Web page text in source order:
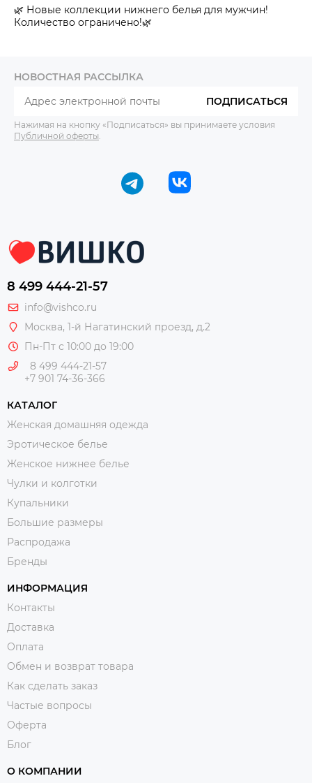
🌿 Новые коллекции нижнего белья для мужчин!
Количество ограничено!🌿
НОВОСТНАЯ РАССЫЛКА
ПОДПИСАТЬСЯ
Нажимая на кнопку «Подписаться» вы принимаете условия
Публичной оферты
8 499 444-21-57
info@vishco.ru
Москва, 1-й Нагатинский проезд, д.2
Пн-Пт с 10:00 до 19:00
8 499 444-21-57
+7 901 74-36-366
КАТАЛОГ
Женская домашняя одежда
Эротическое белье
Женское нижнее белье
Чулки и колготки
Купальники
Большие размеры
Распродажа
Бренды
ИНФОРМАЦИЯ
Контакты
Доставка
Оплата
Обмен и возврат товара
Как сделать заказ
Частые вопросы
Оферта
Блог
О КОМПАНИИ